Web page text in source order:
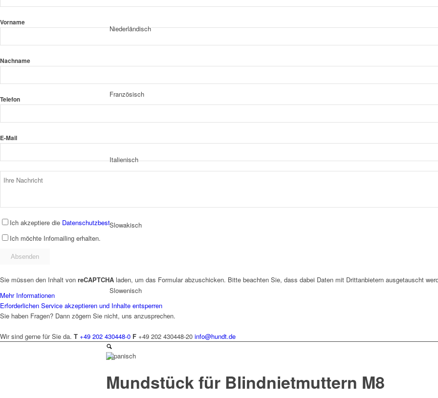
Niederländisch
Französisch
Italienisch
Slowakisch
Slowenisch
Spanisch
Vorname
Nachname
Telefon
E-Mail
Ich akzeptiere die Datenschutzbestimmungen.
Ich möchte Infomailing erhalten.
Sie müssen den Inhalt von reCAPTCHA laden, um das Formular abzuschicken. Bitte beachten Sie, dass dabei Daten mit Drittanbietern ausgetauscht
Mehr Informationen
Erforderlichen Service akzeptieren und Inhalte entsperren
Sie haben Fragen? Dann zögern Sie nicht, uns anzusprechen.
Wir sind gerne für Sie da. T +49 202 430448-0 F +49 202 430448-20 info@hundt.de
Mundstück für Blindnietmuttern M8